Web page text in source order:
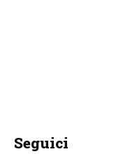
Seguici